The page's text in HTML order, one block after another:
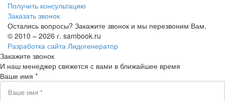
Получить консультацию
Заказать звонок
Остались вопросы? Закажите звонок и мы перезвоним Вам.
© 2010 – 2026 г. sambook.ru
Разработка сайта Лидогенератор
Закажите звонок
И наш менеджер свяжется с вами в ближайшее время
Ваше имя *